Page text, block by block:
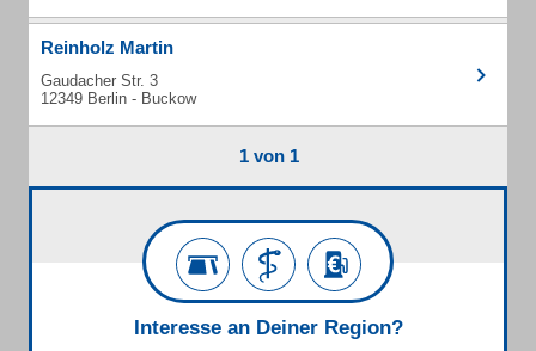
Reinholz Martin
Gaudacher Str. 3
12349 Berlin - Buckow
1 von 1
Interesse an Deiner Region?